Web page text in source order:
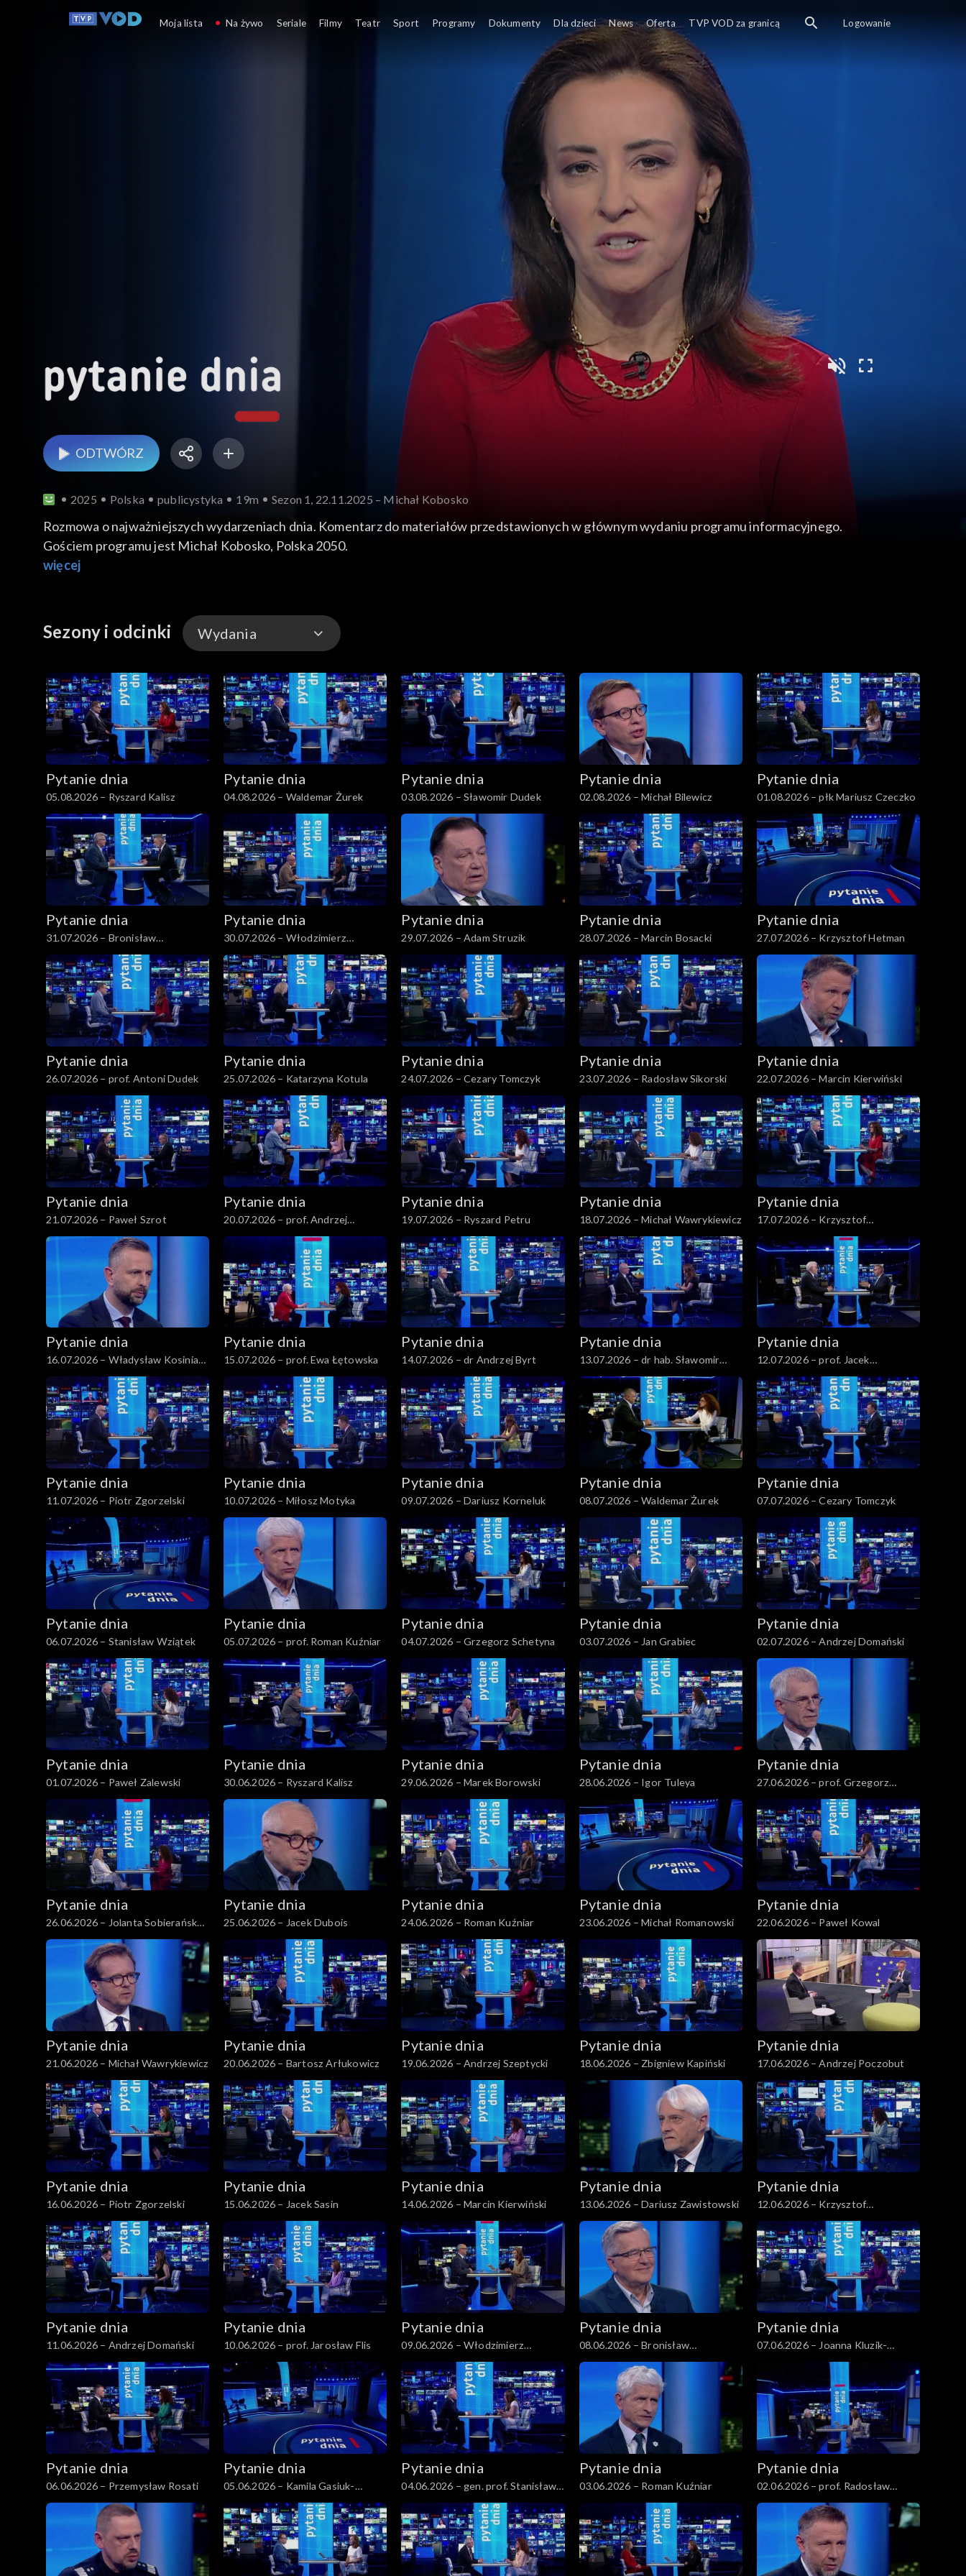
Pytanie dnia
ODTWÓRZ
2025 Polska publicystyka 19m Sezon 1, 22.11.2025 – Michał Kobosko
Rozmowa o najważniejszych wydarzeniach dnia. Komentarz do materiałów przedstawionych w głównym wydaniu programu informacyjnego.
Gościem programu jest Michał Kobosko, Polska 2050.
więcej
Sezony i odcinki Wydania
Wydania
Pytanie dnia
05.08.2026 – Ryszard Kalisz
Pytanie dnia
04.08.2026 – Waldemar Żurek
Pytanie dnia
03.08.2026 – Sławomir Dudek
Pytanie dnia
02.08.2026 – Michał Bilewicz
Pytanie dnia
01.08.2026 – płk Mariusz Czeczko
Pytanie dnia
31.07.2026 – Bronisław
Komorowski
Pytanie dnia
30.07.2026 – Włodzimierz
Czarzasty
Pytanie dnia
29.07.2026 – Adam Struzik
Pytanie dnia
28.07.2026 – Marcin Bosacki
Pytanie dnia
27.07.2026 – Krzysztof Hetman
Pytanie dnia
26.07.2026 – prof. Antoni Dudek
Pytanie dnia
25.07.2026 – Katarzyna Kotula
Pytanie dnia
24.07.2026 – Cezary Tomczyk
Pytanie dnia
23.07.2026 – Radosław Sikorski
Pytanie dnia
22.07.2026 – Marcin Kierwiński
Pytanie dnia
21.07.2026 – Paweł Szrot
Pytanie dnia
20.07.2026 – prof. Andrzej
Rychard
Pytanie dnia
19.07.2026 – Ryszard Petru
Pytanie dnia
18.07.2026 – Michał Wawrykiewicz
Pytanie dnia
17.07.2026 – Krzysztof
Gawkowski
Pytanie dnia
16.07.2026 – Władysław Kosiniak-
Kamysz
Pytanie dnia
15.07.2026 – prof. Ewa Łętowska
Pytanie dnia
14.07.2026 – dr Andrzej Byrt
Pytanie dnia
13.07.2026 – dr hab. Sławomir
Patyra
Pytanie dnia
12.07.2026 – prof. Jacek
Czaputowicz
Pytanie dnia
11.07.2026 – Piotr Zgorzelski
Pytanie dnia
10.07.2026 – Miłosz Motyka
Pytanie dnia
09.07.2026 – Dariusz Korneluk
Pytanie dnia
08.07.2026 – Waldemar Żurek
Pytanie dnia
07.07.2026 – Cezary Tomczyk
Pytanie dnia
06.07.2026 – Stanisław Wziątek
Pytanie dnia
05.07.2026 – prof. Roman Kuźniar
Pytanie dnia
04.07.2026 – Grzegorz Schetyna
Pytanie dnia
03.07.2026 – Jan Grabiec
Pytanie dnia
02.07.2026 – Andrzej Domański
Pytanie dnia
01.07.2026 – Paweł Zalewski
Pytanie dnia
30.06.2026 – Ryszard Kalisz
Pytanie dnia
29.06.2026 – Marek Borowski
Pytanie dnia
28.06.2026 – Igor Tuleya
Pytanie dnia
27.06.2026 – prof. Grzegorz
Motyka
Pytanie dnia
26.06.2026 – Jolanta Sobierańska-
Grenda
Pytanie dnia
25.06.2026 – Jacek Dubois
Pytanie dnia
24.06.2026 – Roman Kuźniar
Pytanie dnia
23.06.2026 – Michał Romanowski
Pytanie dnia
22.06.2026 – Paweł Kowal
Pytanie dnia
21.06.2026 – Michał Wawrykiewicz
Pytanie dnia
20.06.2026 – Bartosz Arłukowicz
Pytanie dnia
19.06.2026 – Andrzej Szeptycki
Pytanie dnia
18.06.2026 – Zbigniew Kapiński
Pytanie dnia
17.06.2026 – Andrzej Poczobut
Pytanie dnia
16.06.2026 – Piotr Zgorzelski
Pytanie dnia
15.06.2026 – Jacek Sasin
Pytanie dnia
14.06.2026 – Marcin Kierwiński
Pytanie dnia
13.06.2026 – Dariusz Zawistowski
Pytanie dnia
12.06.2026 – Krzysztof
Gawkowski
Pytanie dnia
11.06.2026 – Andrzej Domański
Pytanie dnia
10.06.2026 – prof. Jarosław Flis
Pytanie dnia
09.06.2026 – Włodzimierz
Czarzasty
Pytanie dnia
08.06.2026 – Bronisław
Komorowski
Pytanie dnia
07.06.2026 – Joanna Kluzik-
Pytanie dnia
06.06.2026 – Przemysław Rosati
Pytanie dnia
05.06.2026 – Kamila Gasiuk-
Pihowicz
Pytanie dnia
04.06.2026 – gen. prof. Stanisław
Koziej
Pytanie dnia
03.06.2026 – Roman Kuźniar
Pytanie dnia
02.06.2026 – prof. Radosław
Markowski
Moja lista Na żywo Seriale Filmy Teatr Sport Programy Dokumenty Dla dzieci News Oferta TVP VOD za granicą Logowanie